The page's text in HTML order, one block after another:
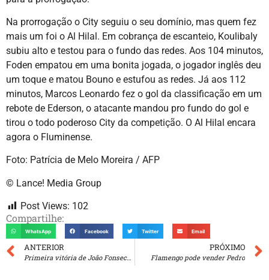
Na prorrogação o City seguiu o seu domínio, mas quem fez
mais um foi o Al Hilal. Em cobrança de escanteio, Koulibaly
subiu alto e testou para o fundo das redes. Aos 104 minutos,
Foden empatou em uma bonita jogada, o jogador inglês deu
um toque e matou Bouno e estufou as redes. Já aos 112
minutos, Marcos Leonardo fez o gol da classificação em um
rebote de Ederson, o atacante mandou pro fundo do gol e
tirou o todo poderoso City da competição. O Al Hilal encara
agora o Fluminense.
Foto: Patrícia de Melo Moreira / AFP
© Lance! Media Group
Post Views: 102
Compartilhe:
WhatsApp Facebook Twitter Email
ANTERIOR
Primeira vitória de João Fonseca em Wimbledon
PRÓXIMO
Flamengo pode vender Pedro